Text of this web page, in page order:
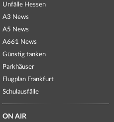
Unfälle Hessen
A3 News
A5 News
A661 News
Günstig tanken
Parkhäuser
Flugplan Frankfurt
Schulausfälle
ON AIR